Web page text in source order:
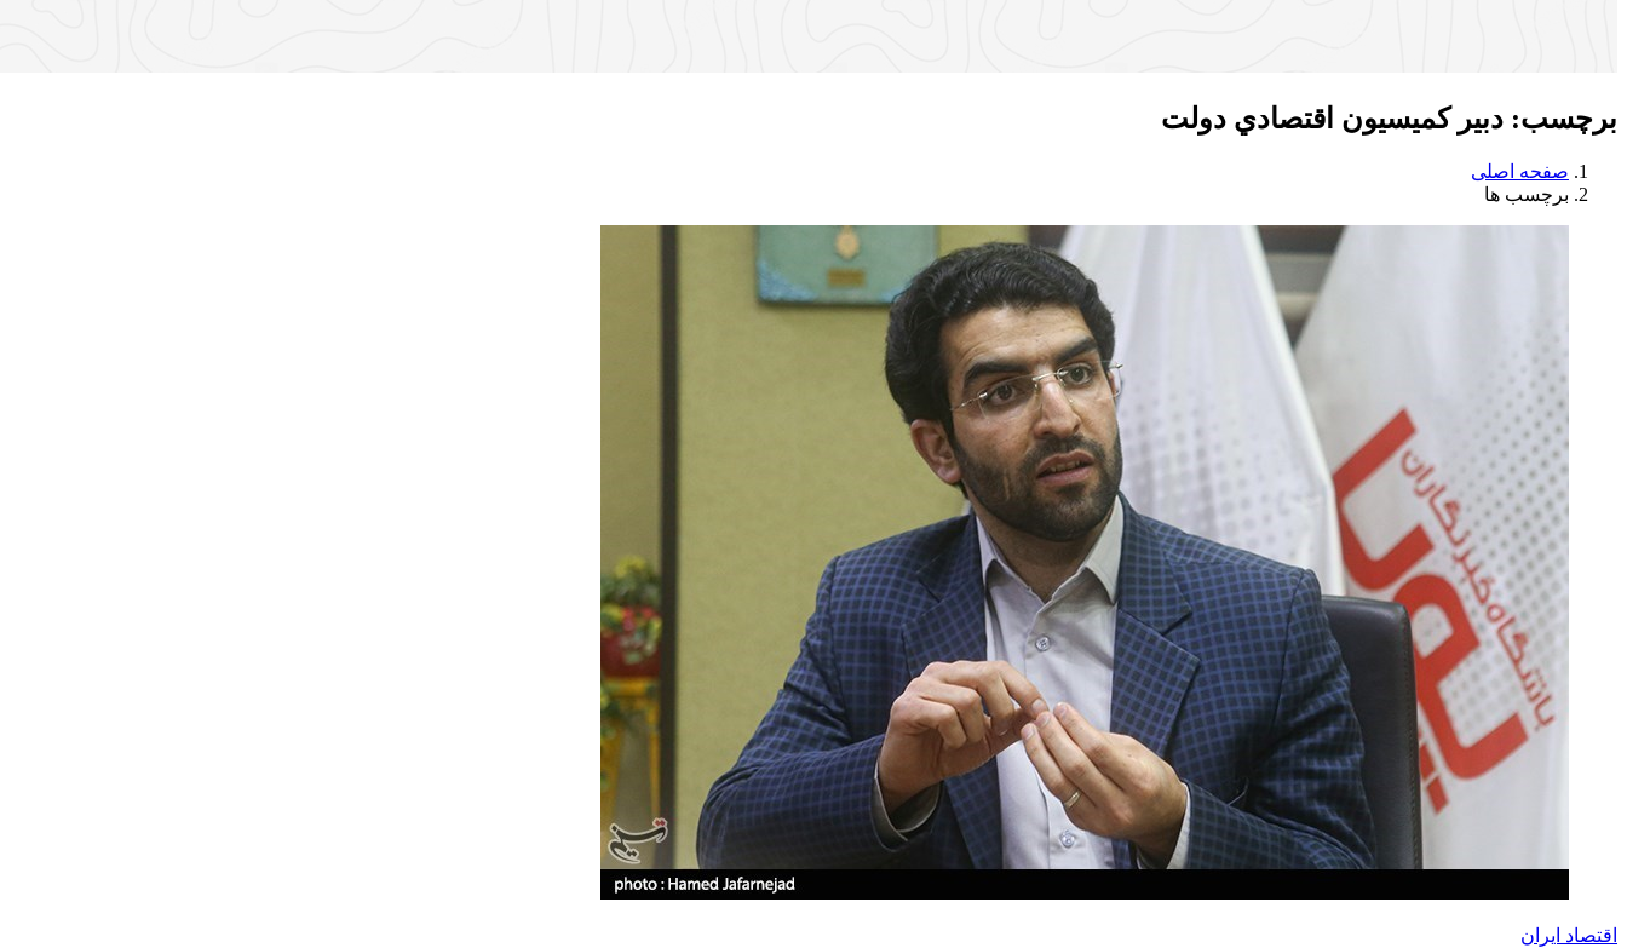
برچسب: دبير كميسيون اقتصادي دولت
صفحه اصلی
برچسب ها
اقتصاد ایران